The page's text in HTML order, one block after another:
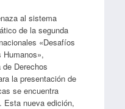
al sistema
de la segunda
«Desafíos
Humanos»,
Derechos
la presentación de
se encuentra
Esta nueva edición,